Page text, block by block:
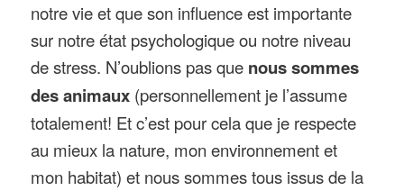
notre vie et que son influence est importante
sur notre état psychologique ou notre niveau
de stress. N’oublions pas que nous sommes
des animaux (personnellement je l’assume
totalement! Et c’est pour cela que je respecte
au mieux la nature, mon environnement et
mon habitat) et nous sommes tous issus de la